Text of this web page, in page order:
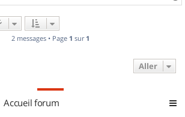
a
2 messages • Page 1 sur 1
Aller
Accueil forum